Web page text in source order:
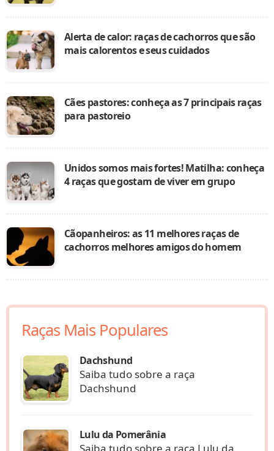
Alerta de calor: raças de cachorros que são
mais calorentos e seus cuidados
Cães pastores: conheça as 7 principais raças
para pastoreio
Unidos somos mais fortes! Matilha: conheça
4 raças que gostam de viver em grupo
Cãopanheiros: as 11 melhores raças de
cachorros melhores amigos do homem
Raças Mais Populares
Dachshund
Saiba tudo sobre a raça
Dachshund
Lulu da Pomerânia